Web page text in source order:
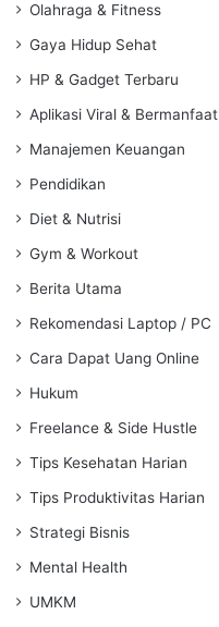
Olahraga & Fitness
Gaya Hidup Sehat
HP & Gadget Terbaru
Aplikasi Viral & Bermanfaat
Manajemen Keuangan
Pendidikan
Diet & Nutrisi
Gym & Workout
Berita Utama
Rekomendasi Laptop / PC
Cara Dapat Uang Online
Hukum
Freelance & Side Hustle
Tips Kesehatan Harian
Tips Produktivitas Harian
Strategi Bisnis
Mental Health
UMKM